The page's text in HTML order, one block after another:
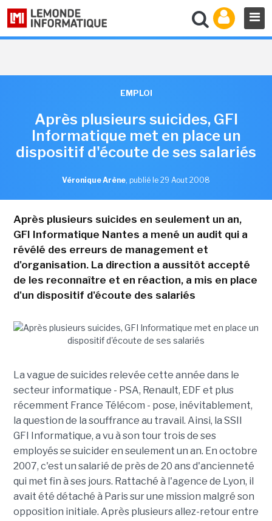
EMPLOI
Après plusieurs suicides, GFI
Informatique met en place un
dispositif d'écoute de ses salariés
Véronique Arène, publié le 29 Aout 2008
Après plusieurs suicides en seulement un an,
GFI Informatique Nantes a mené un audit qui a
révélé des erreurs de management et
d'organisation. La direction a aussitôt accepté
de les reconnaître et en réaction, a mis en place
d'un dispositif d'écoute des salariés
La vague de suicides relevée cette année dans le
secteur informatique - PSA, Renault, EDF et plus
récemment France Télécom - pose, inévitablement,
la question de la souffrance au travail. Ainsi, la SSII
GFI Informatique, a vu à son tour trois de ses
employés se suicider en seulement un an. En octobre
2007, c'est un salarié de près de 20 ans d'ancienneté
qui met fin à ses jours. Rattaché à l'agence de Lyon, il
avait été détaché à Paris sur une mission malgré son
opposition initiale. Après plusieurs allez-retour entre